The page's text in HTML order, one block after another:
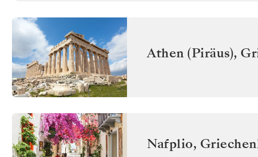
Athen (Piräus),
Nafplio,